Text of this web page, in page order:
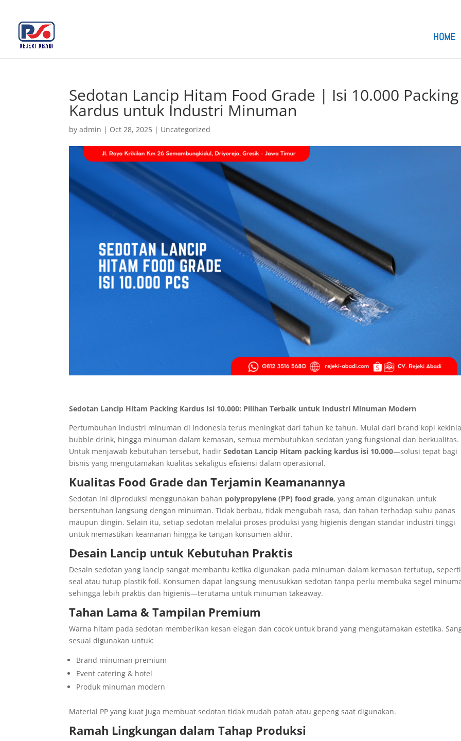
HOME
Sedotan Lancip Hitam Food Grade | Isi 10.000 Packing
Kardus untuk Industri Minuman
byadmin | Oct 28, 2025 | Uncategorized
Sedotan Lancip Hitam Packing Kardus Isi 10.000: Pilihan Terbaik untuk Industri Minuman Modern
Pertumbuhan industri minuman di Indonesia terus meningkat dari tahun ke tahun. Mulai dari brand kopi
bubble drink, hingga minuman dalam kemasan, semua membutuhkan sedotan yang fungsional dan berkualitas.
Untuk menjawab kebutuhan tersebut, hadirSedotan Lancip Hitam packing kardus isi 10.000—solusi tepat bagi
bisnis yang mengutamakan kualitas sekaligus efisiensi dalam operasional.
Kualitas Food Grade dan Terjamin Keamanannya
Sedotan ini diproduksi menggunakan bahan polypropylene (PP) food grade, yang aman digunakan untuk
bersentuhan langsung dengan minuman. Tidak berbau, tidak mengubah rasa, dan tahan terhadap suhu panas
maupun dingin. Selain itu, setiap sedotan melalui proses produksi yang higienis dengan standar industri tinggi
untuk memastikan keamanan hingga ke tangan konsumen akhir.
Desain Lancip untuk Kebutuhan Praktis
Desain sedotan yang lancip sangat membantu ketika digunakan pada minuman dalam kemasan tertutup,
seal atau tutup plastik foil. Konsumen dapat langsung menusukkan sedotan tanpa perlu membuka segel
sehingga lebih praktis dan higienis—terutama untuk minuman takeaway.
Tahan Lama & Tampilan Premium
Warna hitam pada sedotan memberikan kesan elegan dan cocok untuk brand yang mengutamakan estetika.
sesuai digunakan untuk:
Brand minuman premium
Event catering & hotel
Produk minuman modern
Material PP yang kuat juga membuat sedotan tidak mudah patah atau gepeng saat digunakan.
Ramah Lingkungan dalam Tahap Produksi